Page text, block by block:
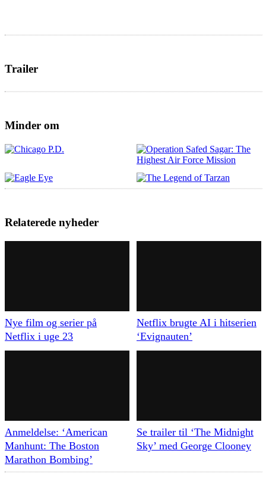
Trailer
Minder om
Relaterede nyheder
Nye film og serier på
Netflix i uge 23
Netflix brugte AI i hitserien
‘Evignauten’
Anmeldelse: ‘American
Manhunt: The Boston
Marathon Bombing’
Se trailer til ‘The Midnight
Sky’ med George Clooney